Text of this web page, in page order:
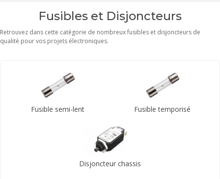
Fusibles et Disjoncteurs
Retrouvez dans cette catégorie de nombreux fusibles et disjoncteurs de
qualité pour vos projets électroniques.
Fusible semi-lent Fusible temporisé
Disjoncteur chassis